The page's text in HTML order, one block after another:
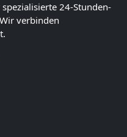
24-Stunden-
verbinden